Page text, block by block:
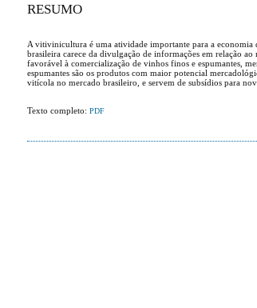
RESUMO
A vitivinicultura é uma atividade importante para a economia
brasileira carece da divulgação de informações em relação
favorável à comercialização de vinhos finos e espumantes,
espumantes são os produtos com maior potencial
vitícola no mercado brasileiro, e servem de subsídios para
Texto completo: PDF